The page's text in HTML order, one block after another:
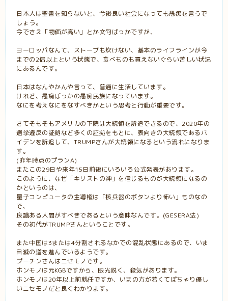
日本人は聖書を知らないと、今後良い社会になっても愚痴を言うで
しょう。
今でさえ「物価が高い」とか文句ばっかですが、
ヨーロッパなんて、ストーブも炊けない、基本のライフラインが今
までの2倍以上という状態で、食べものも買えないぐらい苦しい状況
にあるんです。
日本はなんやかんや言って、普通に生活しています。
けれど、愚痴ばっかの愚痴民族になっています。
なにを考えなにをなすべきかという思考と行動が重要です。
さてそもそもアメリカの下院は大統領を訴追できるので、2020年の
選挙違反の証拠など多くの証拠をもとに、表向きの大統領であるバ
イデンを訴追して、TRUMPさんが大統領になるという流れになりま
す。
(昨年時点のプランA)
またこの29日や来年15日前後にいろいろ公式発表があります。
このように、なぜ「キリストの神」を信じるものが大統領になるの
かというのは、
量子コンピュータの主導権は「核兵器のボタンより怖い」ものなの
で、
良識ある人間がすべきであるという意味なんです。(GESERA法)
その初代がTRUMPさんということです。
また中国は3または4分割されるなかでの混乱状態にあるので、いま
自滅の道を進んでいるようです。
プーチンさんはニセモノです。
ホンモノは元KGBですから、眼光鋭く、殺気があります。
ホンモノは20年以上前就任ですか、いまの方が若くてぽちゃり優し
いニセモノだと良くわかります。